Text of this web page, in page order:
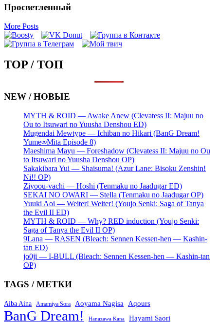
Просветленный
More Posts
TOP / ТОП
NEW / НОВЫЕ
MYTH & ROID — Awake Anew (Clevatess II: Majuu no
Ou to Itsuwari no Yuusha Denshou ED)
Mugendai Mewtype — Ichiban no Hikari (BanG Dream!
Yume∞Mita Episode 8)
Maeshima Mayu — Foreshadow (Clevatess II: Majuu no Ou
to Itsuwari no Yuusha Denshou OP)
Sakakibara Yui — Shaisuma! (Azur Lane: Bisoku Zenshin!
Ni!! OP)
Ziyoou-vachi — Hoshi (Tenmaku no Jaadugar ED)
SEKAI NO OWARI — Stella (Tenmaku no Jaadugar OP)
Yuuki Aoi — Weiter! Weiter! (Youjo Senki: Saga of Tanya
the Evil II ED)
MYTH & ROID — Why? RED induction (Youjo Senki:
Saga of Tanya the Evil II OP)
9Lana — RASEN (Bleach: Sennen Kessen-hen — Kashin-
tan ED)
jo0ji — I-BULL (Bleach: Sennen Kessen-hen — Kashin-tan
OP)
TAGS / МЕТКИ
Aiba Aina Amamiya Sora Aoyama Nagisa Aqours
BanG Dream! Hanazawa Kana Hayami Saori